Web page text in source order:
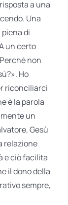
a una
Una
di
un certo
non
Ho
riconciliarci
è la parola
un
Gesù
relazione
e ciò facilita
il dono della
sempre,